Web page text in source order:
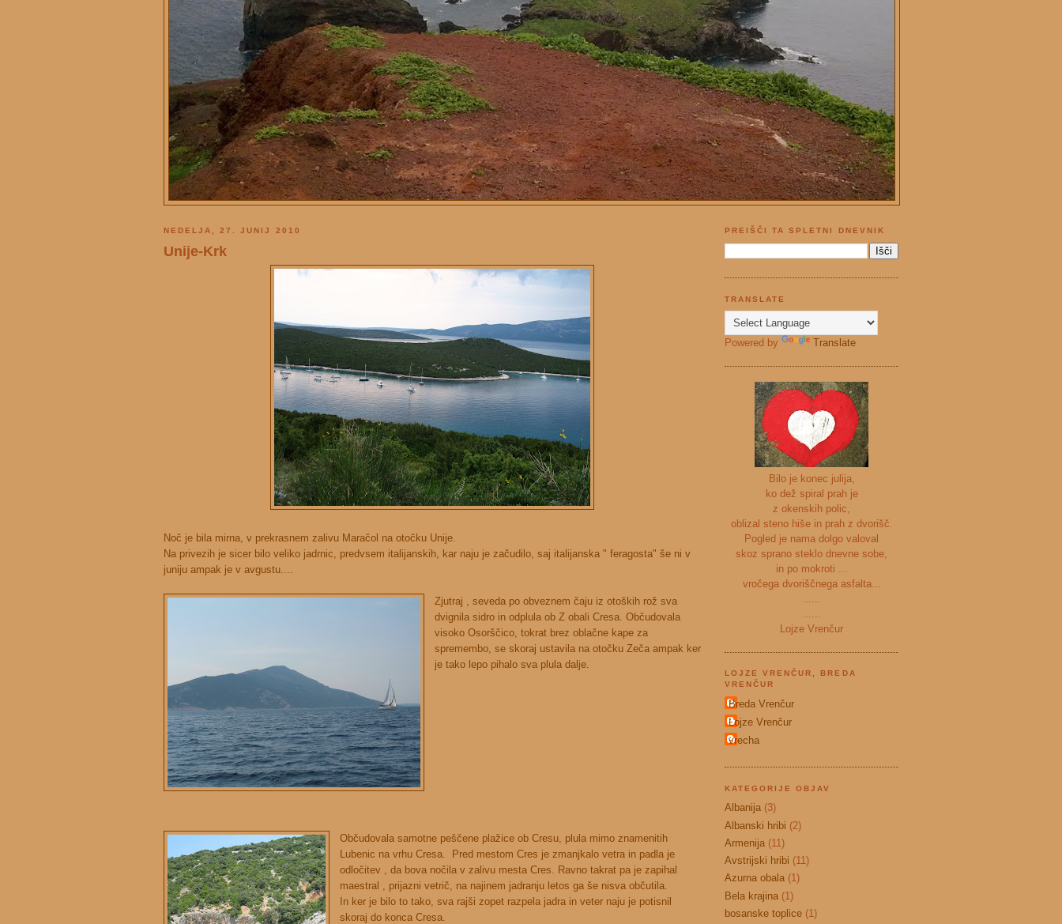
NEDELJA, 27. JUNIJ 2010
Unije-Krk
Noč je bila mirna, v prekrasnem zalivu Maračol na otočku Unije.
Na privezih je sicer bilo veliko jadrnic, predvsem italijanskih, kar naju je začudilo, saj italijanska " feragosta" še ni v
juniju ampak je v avgustu....
Zjutraj , seveda po obveznem čaju iz otoških rož sva
dvignila sidro in odplula ob Z obali Cresa. Občudovala
visoko Osorščico, tokrat brez oblačne kape za
spremembo, se skoraj ustavila na otočku Zeča ampak ker
je tako lepo pihalo sva plula dalje.
Občudovala samotne peščene plažice ob Cresu, plula mimo znamenitih
Lubenic na vrhu Cresa. Pred mestom Cres je zmanjkalo vetra in padla je
odločitev , da bova nočila v zalivu mesta Cres. Ravno takrat pa je zapihal
maestral , prijazni vetrič, na najinem jadranju letos ga še nisva občutila.
In ker je bilo to tako, sva rajši zopet razpela jadra in veter naju je potisnil
skoraj do konca Cresa.
PREIŠČI TA SPLETNI DNEVNIK
TRANSLATE
Powered by Translate
Bilo je konec julija,
ko dež spiral prah je
z okenskih polic,
oblizal steno hiše in prah z dvorišč.
Pogled je nama dolgo valoval
skoz sprano steklo dnevne sobe,
in po mokroti ...
vročega dvoriščnega asfalta...
......
......
Lojze Vrenčur
LOJZE VRENČUR, BREDA
VRENČUR
Breda Vrenčur
Lojze Vrenčur
vrecha
KATEGORIJE OBJAV
Albanija (3)
Albanski hribi (2)
Armenija (11)
Avstrijski hribi (11)
Azurna obala (1)
Bela krajina (1)
bosanske toplice (1)